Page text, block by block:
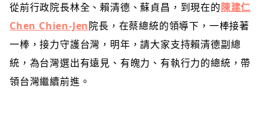
從前行政院長林全、賴清德、蘇貞昌，到現在的陳建仁
Chen Chien-Jen院長，在蔡總統的領導下，一棒接著
一棒，接力守護台灣，明年，請大家支持賴清德副總
統，為台灣選出有遠見、有魄力、有執行力的總統，帶
領台灣繼續前進。